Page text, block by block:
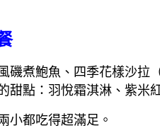
磯煮鮑魚、四季花樣沙
甜點：羽悅霜淇淋、紫米
小都吃得超滿足。